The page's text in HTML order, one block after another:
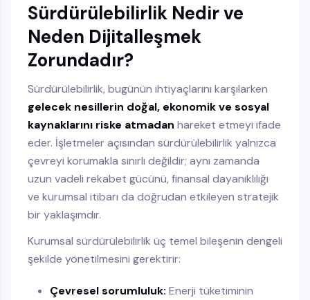
Sürdürülebilirlik Nedir ve
Neden Dijitalleşmek
Zorundadır?
Sürdürülebilirlik, bugünün ihtiyaçlarını karşılarken
gelecek nesillerin doğal, ekonomik ve sosyal
kaynaklarını riske atmadan hareket etmeyi ifade
eder. İşletmeler açısından sürdürülebilirlik yalnızca
çevreyi korumakla sınırlı değildir; aynı zamanda
uzun vadeli rekabet gücünü, finansal dayanıklılığı
ve kurumsal itibarı da doğrudan etkileyen stratejik
bir yaklaşımdır.
Kurumsal sürdürülebilirlik üç temel bileşenin dengeli
şekilde yönetilmesini gerektirir:
Çevresel sorumluluk: Enerji tüketiminin